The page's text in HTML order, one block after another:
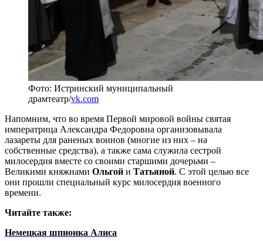
Фото: Истринский муниципальный
драмтеатр/vk.com
Напомним, что во время Первой мировой войны святая
императрица Александра Федоровна организовывала
лазареты для раненых воинов (многие из них – на
собственные средства), а также сама служила сестрой
милосердия вместе со своими старшими дочерьми –
Великими княжнами Ольгой и Татьяной. С этой целью все
они прошли специальный курс милосердия военного
времени.
Читайте также:
Немецкая шпионка Алиса